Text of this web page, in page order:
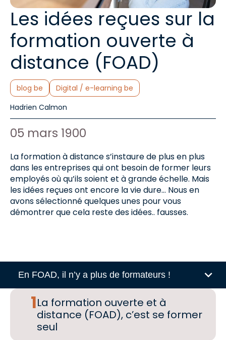
Les idées reçues sur la
formation ouverte à
distance (FOAD)
Catégories :
blog be
Digital / e-learning be
Auteur de l'article :
Hadrien Calmon
Date de publication :
05 mars 1900
La formation à distance s’instaure de plus en plus
dans les entreprises qui ont besoin de former leurs
employés où qu’ils soient et à grande échelle. Mais
les idées reçues ont encore la vie dure… Nous en
avons sélectionné quelques unes pour vous
démontrer que cela reste des idées.. fausses.
La formation ouverte et à
distance (FOAD), c’est se former
seul
En FOAD, il n’y a plus de formateurs !